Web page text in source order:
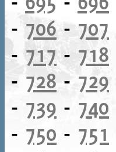
- 706-707
-717- 718
- 728- 729
- 739 - 740
- 750 - 751